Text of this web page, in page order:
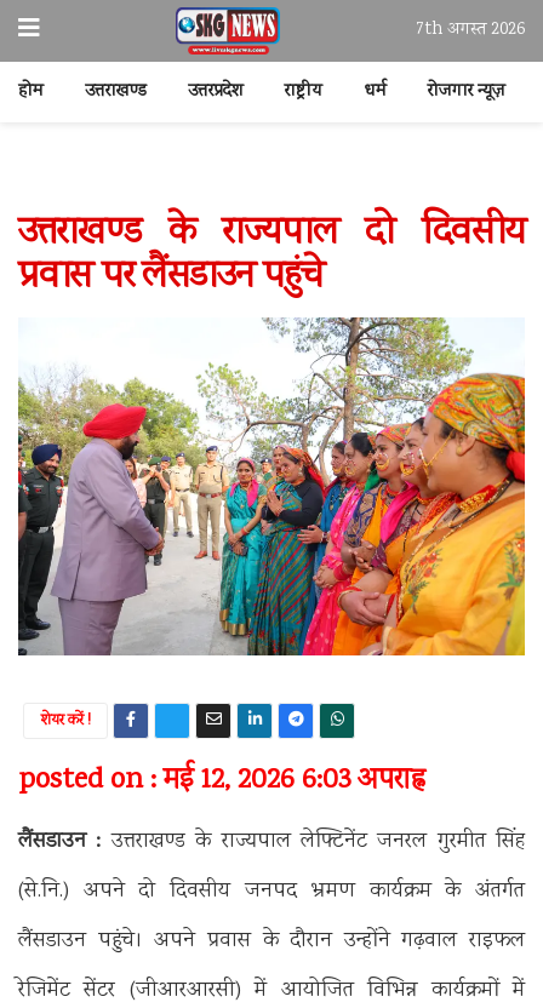
7th अगस्त 2026
होम उत्तराखण्ड उत्तरप्रदेश राष्ट्रीय धर्म रोजगार न्यूज़
उत्तराखण्ड के राज्यपाल दो दिवसीय
प्रवास पर लैंसडाउन पहुंचे
शेयर करें !
posted on : मई 12, 2026 6:03 अपराह्न
लैंसडाउन : उत्तराखण्ड के राज्यपाल लेफ्टिनेंट जनरल गुरमीत सिंह
(से.नि.) अपने दो दिवसीय जनपद भ्रमण कार्यक्रम के अंतर्गत
लैंसडाउन पहुंचे। अपने प्रवास के दौरान उन्होंने गढ़वाल राइफल
रेजिमेंट सेंटर (जीआरआरसी) में आयोजित विभिन्न कार्यक्रमों में